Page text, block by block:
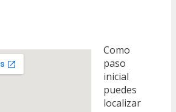
Como
paso
inicial
puedes
localizar